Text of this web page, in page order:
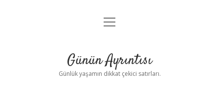
Anasayfa
Yasal Uyarı
menüyü
Günün Ayrıntısı
Günlük yaşamın dikkat çekici satırları.